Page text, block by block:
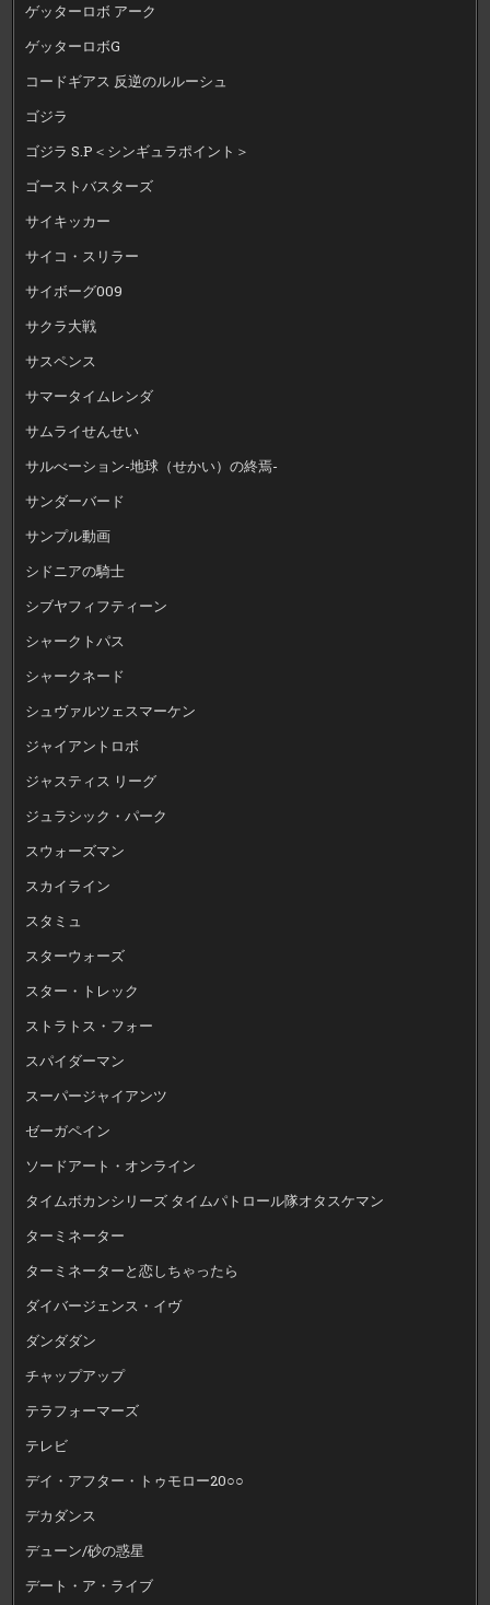
ゲッターロボ アーク
ゲッターロボG
コードギアス 反逆のルルーシュ
ゴジラ
ゴジラ S.P＜シンギュラポイント＞
ゴーストバスターズ
サイキッカー
サイコ・スリラー
サイボーグ009
サクラ大戦
サスペンス
サマータイムレンダ
サムライせんせい
サルべーション-地球（せかい）の終焉-
サンダーバード
サンプル動画
シドニアの騎士
シブヤフィフティーン
シャークトパス
シャークネード
シュヴァルツェスマーケン
ジャイアントロボ
ジャスティス リーグ
ジュラシック・パーク
スウォーズマン
スカイライン
スタミュ
スターウォーズ
スター・トレック
ストラトス・フォー
スパイダーマン
スーパージャイアンツ
ゼーガペイン
ソードアート・オンライン
タイムボカンシリーズ タイムパトロール隊オタスケマン
ターミネーター
ターミネーターと恋しちゃったら
ダイバージェンス・イヴ
ダンダダン
チャップアップ
テラフォーマーズ
テレビ
デイ・アフター・トゥモロー20○○
デカダンス
デューン/砂の惑星
デート・ア・ライブ